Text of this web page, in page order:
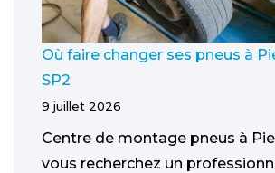
Où faire changer ses pneus à
SP2
9 juillet 2026
Centre de montage pneus à
vous recherchez un